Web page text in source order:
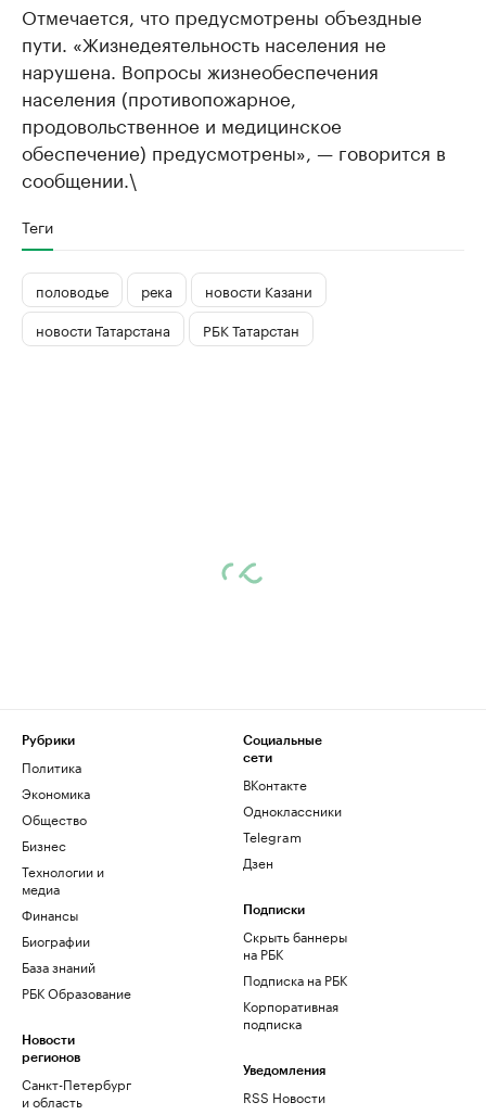
Отмечается, что предусмотрены объездные
пути. «Жизнедеятельность населения не
нарушена. Вопросы жизнеобеспечения
населения (противопожарное,
продовольственное и медицинское
обеспечение) предусмотрены», — говорится в
сообщении.\
Теги
половодье река
новости Казани
новости Татарстана
РБК Татарстан
Рубрики
Политика
Экономика
Общество
Бизнес
Технологии и
медиа
Финансы
Биографии
База знаний
РБК Образование
Новости
регионов
Санкт-Петербург
и область
Социальные
сети
ВКонтакте
Одноклассники
Telegram
Дзен
Подписки
Скрыть баннеры
на РБК
Подписка на РБК
Корпоративная
подписка
Уведомления
RSS Новости